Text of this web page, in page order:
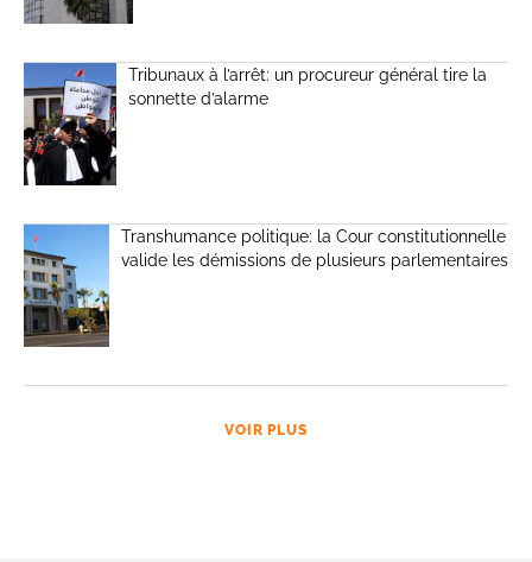
Tribunaux à l’arrêt: un procureur général tire la
sonnette d’alarme
Transhumance politique: la Cour constitutionnelle
valide les démissions de plusieurs parlementaires
VOIR PLUS